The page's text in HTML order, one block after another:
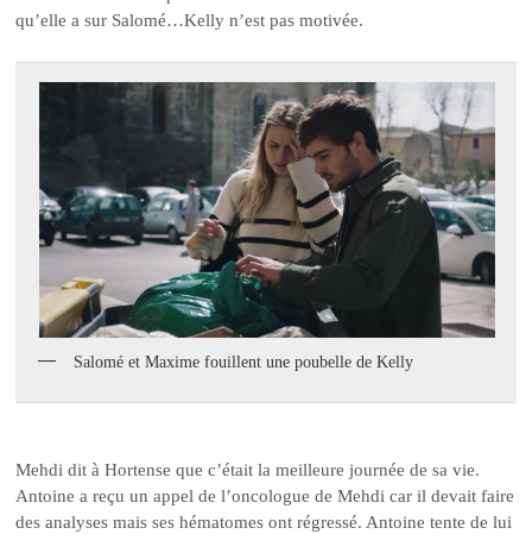
qu’elle a sur Salomé…Kelly n’est pas motivée.
Salomé et Maxime fouillent une poubelle de Kelly
Mehdi dit à Hortense que c’était la meilleure journée de sa vie.
Antoine a reçu un appel de l’oncologue de Mehdi car il devait faire
des analyses mais ses hématomes ont régressé. Antoine tente de lui